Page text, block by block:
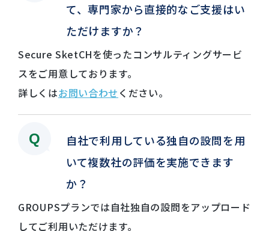
て、専門家から直接的なご支援はい
ただけますか？
Secure SketCHを使ったコンサルティングサービ
スをご用意しております。
詳しくはお問い合わせ ください。
自社で利用している独自の設問を用
いて複数社の評価を実施できます
か？
GROUPSプランでは自社独自の設問をアップロード
してご利用いただけます。